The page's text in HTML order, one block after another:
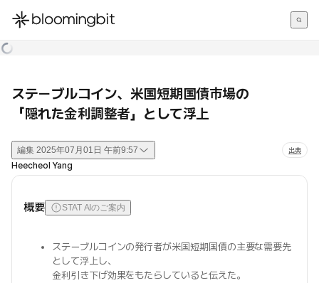
한국어
ステーブルコイン、米国短期国債市場の
「隠れた金利調整者」として浮上
編集 2025年07月01日 午前9:57 出典
Heecheol Yang
概要 STAT AIのご案内
ステーブルコインの発行者が米国短期国債の主要な需要先
として浮上し、
金利引き下げ効果をもたらしていると伝えた。